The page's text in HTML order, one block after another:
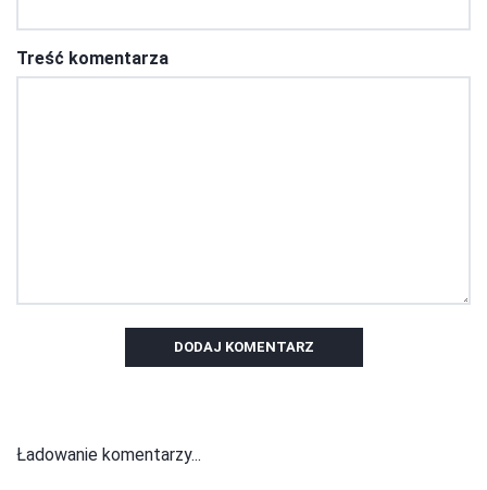
Treść komentarza
DODAJ KOMENTARZ
Ładowanie komentarzy...